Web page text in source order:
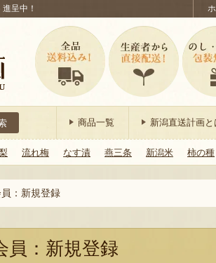
呈中！
商品一覧 新潟直送計画と
流れ梅 なす漬 燕三条 新潟米 柿の種
：新規登録
員：新規登録